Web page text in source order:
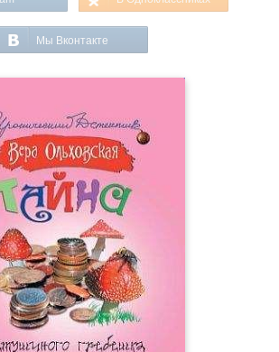
Мы Вконтакте